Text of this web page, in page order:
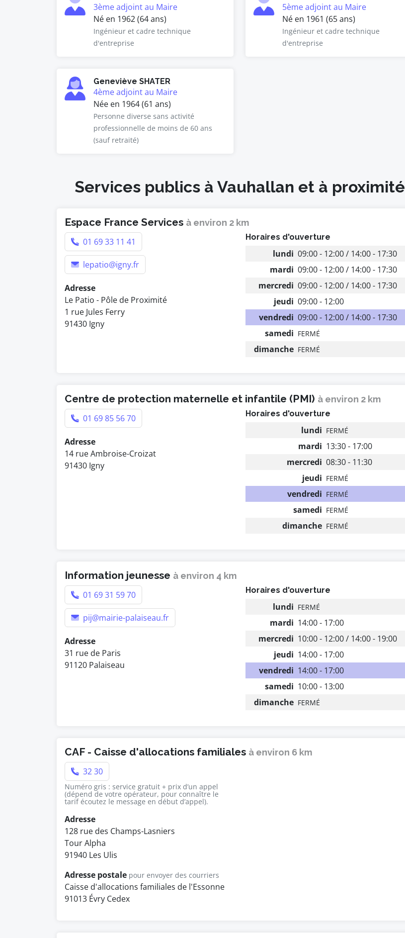
3ème adjoint au Maire
Né en 1962 (64 ans)
Ingénieur et cadre technique
d'entreprise
5ème adjoint au Maire
Né en 1961 (65 ans)
Ingénieur et cadre technique
d'entreprise
Geneviève SHATER
4ème adjoint au Maire
Née en 1964 (61 ans)
Personne diverse sans activité
professionnelle de moins de 60 ans
(sauf retraité)
Services publics à Vauhallan et à proximité
Espace France Services à environ 2 km
01 69 33 11 41
lepatio@igny.fr
Adresse
Le Patio - Pôle de Proximité
1 rue Jules Ferry
91430 Igny
Horaires d'ouverture
lundi 09:00 - 12:00 / 14:00 - 17:30
mardi 09:00 - 12:00 / 14:00 - 17:30
mercredi 09:00 - 12:00 / 14:00 - 17:30
jeudi 09:00 - 12:00
vendredi 09:00 - 12:00 / 14:00 - 17:30
samedi FERMÉ
dimanche FERMÉ
Centre de protection maternelle et infantile (PMI) à environ 2 km
01 69 85 56 70
Adresse
14 rue Ambroise-Croizat
91430 Igny
Horaires d'ouverture
lundi FERMÉ
mardi 13:30 - 17:00
mercredi 08:30 - 11:30
jeudi FERMÉ
vendredi FERMÉ
samedi FERMÉ
dimanche FERMÉ
Information jeunesse à environ 4 km
01 69 31 59 70
pij@mairie-palaiseau.fr
Adresse
31 rue de Paris
91120 Palaiseau
Horaires d'ouverture
lundi FERMÉ
mardi 14:00 - 17:00
mercredi 10:00 - 12:00 / 14:00 - 19:00
jeudi 14:00 - 17:00
vendredi 14:00 - 17:00
samedi 10:00 - 13:00
dimanche FERMÉ
CAF - Caisse d'allocations familiales à environ 6 km
32 30
Numéro gris : service gratuit + prix d’un appel
(dépend de votre opérateur, pour connaître le
tarif écoutez le message en début d’appel).
Adresse
128 rue des Champs-Lasniers
Tour Alpha
91940 Les Ulis
Adresse postale pour envoyer des courriers
Caisse d'allocations familiales de l'Essonne
91013 Évry Cedex